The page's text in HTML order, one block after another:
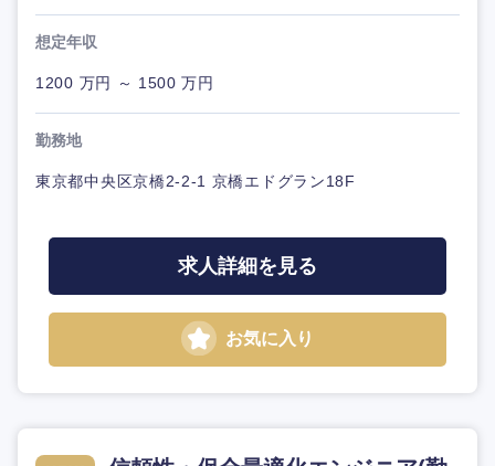
想定年収
1200 万円 ～ 1500 万円
勤務地
東京都中央区京橋2-2-1 京橋エドグラン18F
求人詳細を見る
お気に入り